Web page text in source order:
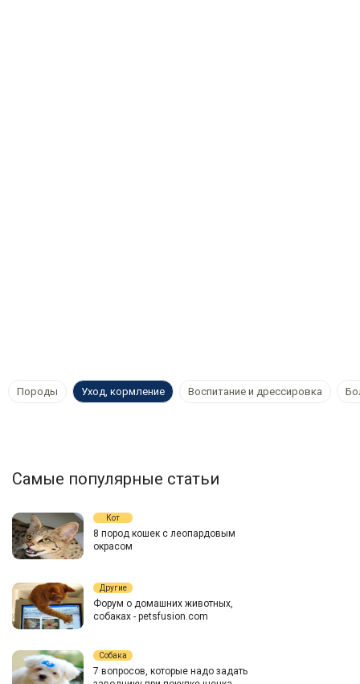
Породы Уход, кормление Воспитание и дрессировка
Самые популярные статьи
Кот
8 пород кошек с леопардовым
окрасом
Другие
Форум о домашних животных,
собаках - petsfusion.com
Собака
7 вопросов, которые надо задать